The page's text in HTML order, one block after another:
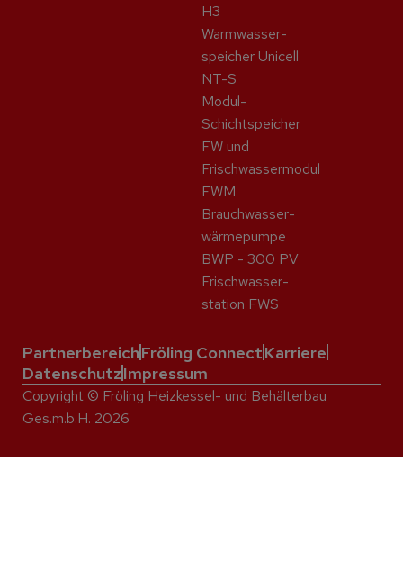
H3
Warmwasser­
speicher Unicell
NT-S
Modul-
Schichtspeicher
FW und
Frischwassermodul
FWM
Brauchwasser­
wärme­pumpe
BWP - 300 PV
Frisch­wasser­
station FWS
PartnerbereichFröling ConnectKarriere
DatenschutzImpressum
Copyright © Fröling Heizkessel- und Behälterbau
Ges.m.b.H. 2026